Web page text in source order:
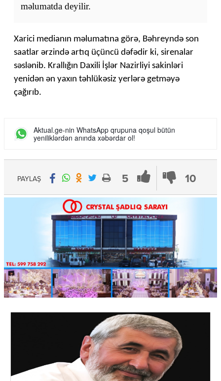
məlumatda deyilir.
Xarici medianın məlumatına görə, Bəhreyndə son
saatlar ərzində artıq üçüncü dəfədir ki, sirenalar
səslənib. Krallığın Daxili İşlər Nazirliyi sakinləri
yenidən ən yaxın təhlükəsiz yerlərə getməyə
çağırıb.
Aktual.ge-nin WhatsApp qrupuna qoşul bütün
yeniliklərdən anında xəbərdar ol!
5 10
PAYLAŞ